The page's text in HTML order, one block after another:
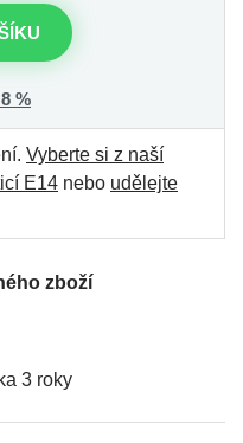
%
Vyberte si z naší
E14 nebo udělejte
zboží
3 roky